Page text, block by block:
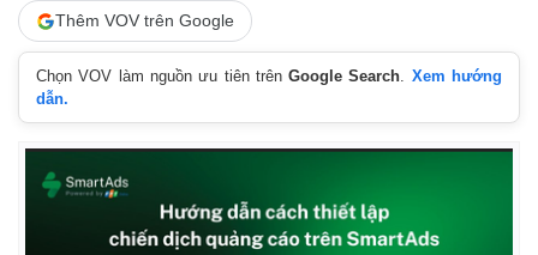
Thêm VOV trên Google
Chọn VOV làm nguồn ưu tiên trênGoogle Search. Xem hướng
dẫn.